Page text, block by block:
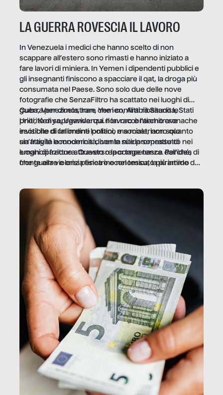
LA GUERRA ROVESCIA IL LAVORO
In Venezuela i medici che hanno scelto di non
scappare all’estero sono rimasti e hanno iniziato a
fare lavori di miniera. In Yemen i dipendenti pubblici e
gli insegnanti finiscono a spacciare il qat, la droga più
consumata nel Paese. Sono solo due delle nove
fotografie che SenzaFiltro ha scattato nei luoghi di
guerra per dimostrare che i conflitti ribaltano le
priorità di sopravvivenza. Il lavoro è l’architrave
invisibile di un ordine politico e sociale, non solo
un’attività economica: diventa nitida soprattutto nei
luoghi di frattura. Questo reportage nasce dall’idea
che guerre e crisi penetrino nel tessuto più intimo
Cuba, Venezuela, Iran, Yemen, Arabia Saudita, Stati
Uniti, Kenya, Uganda: qui non raccontiamo cronache
esotiche di fallimenti lontani, ma mostriamo quanto
sia fragile la modernità, con le sue promesse di
emancipazione attraverso la competenza. Perché, di
fronte alla violenza fisica o economica, la piramide del